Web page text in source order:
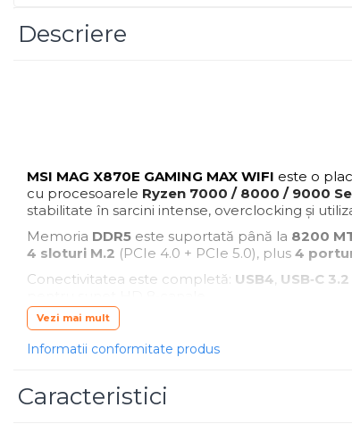
Scannere Documente
Accesorii Căști & Microfoane
Cabluri & Adaptoare Audio-Video
Suporturi - altele
Suporturi TV Birou
Suporturi TV Perete
Boxe
Boxe PC & Soundbar
Boxe Wireless & Portabile
Webcam
Descriere
MSI MAG X870E GAMING MAX WIFI este o
cu procesoarele Ryzen 7000 / 8000 / 9000
stabilitate în sarcini intense, overclocking și
Memoria DDR5 este suportată până la 8200
4 sloturi M.2 (PCIe 4.0 + PCIe 5.0), plus 4
Conectivitatea este completă: USB4, USB‑C
Sistemul de răcire include radiatoare extinse,
Vezi mai mult
Informatii conformitate produs
Caracteristici